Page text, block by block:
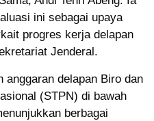
ini sebagai upaya
progres kerja delapan
Jenderal.
anggaran delapan Biro dan
(STPN) di bawah
berbagai